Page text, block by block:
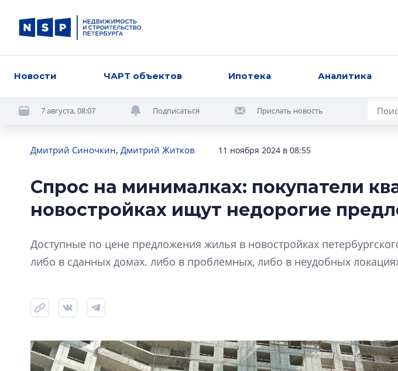
Новости ЧАРТ объектов Ипотека Аналитика
7 августа, 08:07 Подписаться Прислать новость
Дмитрий Синочкин, Дмитрий Житков 11 ноября 2024 в 08:55
Спрос на минималках: покупатели
новостройках ищут недорогие
Доступные по цене предложения жилья в новостройках
либо в сданных домах. либо в проблемных, либо в неудобных